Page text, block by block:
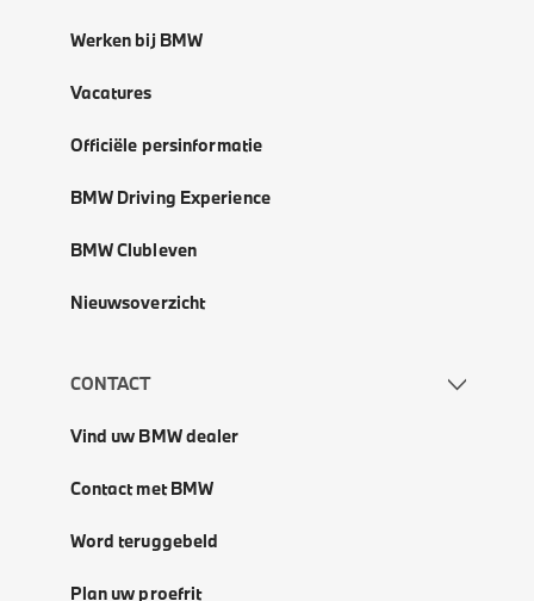
Werken bij BMW
Vacatures
Officiële persinformatie
BMW Driving Experience
BMW Clubleven
Nieuwsoverzicht
CONTACT
Vind uw BMW dealer
Contact met BMW
Word teruggebeld
Plan uw proefrit